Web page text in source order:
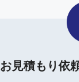
お見積もり依